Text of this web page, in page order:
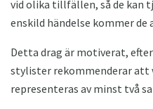
vid olika tillfällen, så de kan
enskild händelse kommer de
Detta drag är motiverat,
stylister rekommenderar
representeras av minst två